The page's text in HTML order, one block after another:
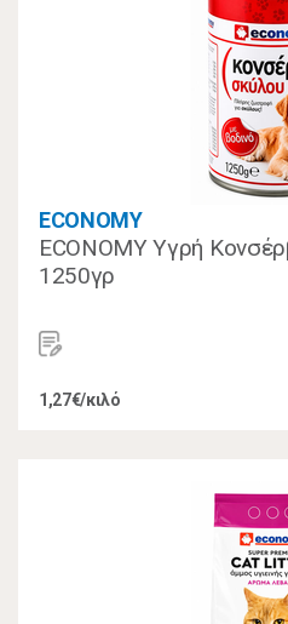
ECONOMY
ECONOMY Υγρή
1250γρ
1,27€/κιλό